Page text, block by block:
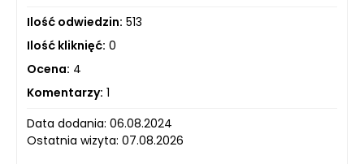
Ilość odwiedzin: 513
Ilość kliknięć: 0
Ocena: 4
Komentarzy: 1
Data dodania: 06.08.2024
Ostatnia wizyta: 07.08.2026